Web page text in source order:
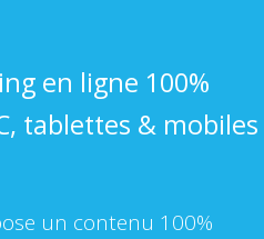
en ligne 100%
tablettes & mobiles
un contenu 100%